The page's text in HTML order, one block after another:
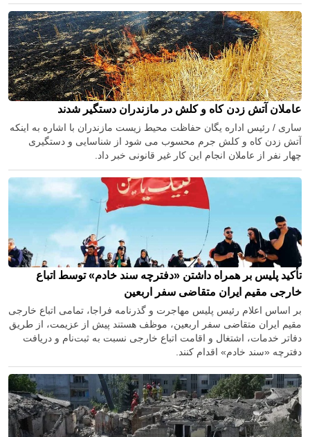
عاملان آتش زدن کاه و کلش در مازندران دستگیر شدند
ساری / رئیس اداره یگان حفاظت محیط زیست مازندران با اشاره به اینکه
آتش زدن کاه و کلش جرم محسوب می شود از شناسایی و دستگیری
چهار نفر از عاملان انجام این کار غیر قانونی خبر داد.
تأکید پلیس بر همراه داشتن «دفترچه سند خادم» توسط اتباع
خارجی مقیم ایران متقاضی سفر اربعین
بر اساس اعلام رئیس پلیس مهاجرت و گذرنامه فراجا، تمامی اتباع خارجی
مقیم ایران متقاضی سفر اربعین، موظف هستند پیش از عزیمت، از طریق
دفاتر خدمات، اشتغال و اقامت اتباع خارجی نسبت به ثبت‌نام و دریافت
دفترچه «سند خادم» اقدام کنند.